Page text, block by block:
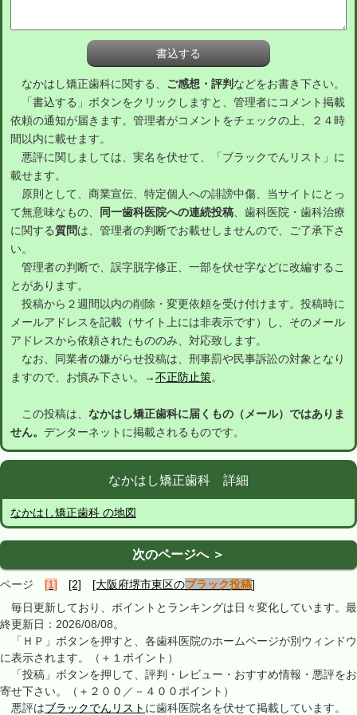
なかはし矯正歯科に関する、 ご感想・評判 などをお書き下さい。
「書込する」ボタンをクリックしますと、管理者にコメント掲載
依頼の通知が届きます。管理者がコメントをチェックの上、２４時
間以内に載せます。
悪評に関しましては、実名を伏せて、「ブラックでんリスト」に
載せます。
原則として、商業宣伝、特定個人への誹謗中傷、当サイトにとっ
て無意味なもの、
同一歯科医院への連続投稿、歯科医院・歯科治療
に関する質問は、管理者の判断でお載せしませんので、ご了承下さ
い。
管理者の判断で、誤字脱字修正、一部を伏せ字などに改編するこ
とがあります。
投稿から２週間以内の削除・変更依頼を受け付けます。投稿時に
メールアドレスを記載（サイト上には非表示です）し、そのメール
アドレスから依頼されたもののみ、対応致します。
なお、同業者の嫌がらせ投稿は、刑事罰や民事訴訟の対象となり
ますので、お慎み下さい。→不正防止策。
この投稿は、 なかはし矯正歯科に届くもの（メール）ではありま
せん。 デンターネットに掲載されるものです。
なかはし矯正歯科 詳細
なかはし矯正歯科 の地図
次のページへ ＞
ページ [1] [2] [大阪府堺市東区のブラック投稿]
毎日更新しており、ポイントとランキングは日々変化しています。最
終更新日：2026/08/08。
「ＨＰ」ボタンを押すと、各歯科医院のホームページが別ウィンドウ
に表示されます。（＋１ポイント）
「投稿」ボタンを押して、評判・レビュー・おすすめ情報・悪評をお
寄せ下さい。（＋２００／－４００ポイント）
悪評はブラックでんリスト に歯科医院名を伏せて掲載しています。